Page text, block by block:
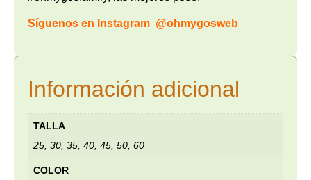
Síguenos en Instagram @ohmygosweb
Información adicional
TALLA
25, 30, 35, 40, 45, 50, 60
COLOR